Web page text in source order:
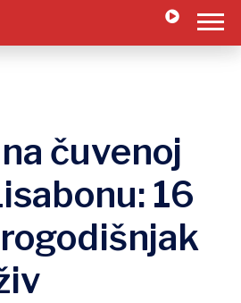
čuvenoj
16